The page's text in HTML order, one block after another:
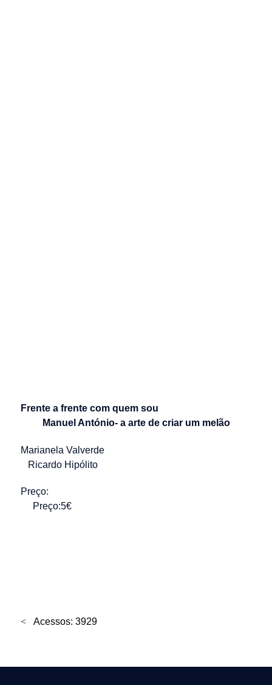
Frente a frente com quem sou
Manuel António- a arte de criar um melão
Marianela Valverde
Ricardo Hipólito
Preço:
Preço:5€
Acessos: 3929